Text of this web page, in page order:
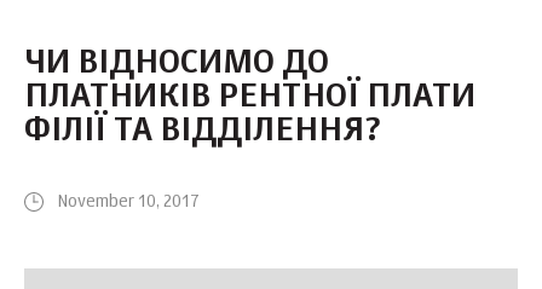
ЧИ ВІДНОСИМО ДО
ПЛАТНИКІВ РЕНТНОЇ ПЛАТИ
ФІЛІЇ ТА ВІДДІЛЕННЯ?
November 10, 2017